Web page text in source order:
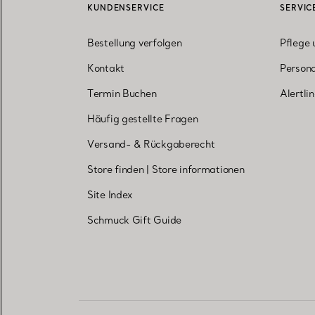
KUNDENSERVICE
Bestellung verfolgen
Kontakt
Termin Buchen
Häufig gestellte Fragen
Versand- & Rückgaberecht
Store finden| Store informationen
Site Index
Schmuck Gift Guide
Pflege